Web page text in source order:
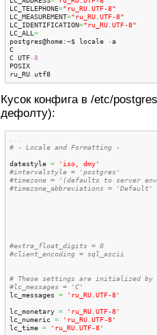
LC_TELEPHONE="ru_RU.UTF-8"
LC_MEASUREMENT="ru_RU.UTF-8"
LC_IDENTIFICATION="ru_RU.UTF-8"
LC_ALL =
postgres@home:~$ locale
-a
C
C. UTF-8
POSIX
ru_RU. utf8
Кусок конфига в /etc/
дефолту):
# - Locale and Formatting -
datestyle =
'iso, dmy'
#intervalstyle = 'postgres'
#timezone = '(defaults to server
#timezone_abbreviations =
#extra_float_digits = 0
#client_encoding = sql_ascii
# These settings are initialized by
#lc_messages = 'C'
lc_messages = 'ru_RU.UTF-8'
lc_monetary =
'ru_RU.UTF-8'
lc_numeric =
'ru_RU.UTF-8'
lc_time =
'ru_RU.UTF-8'